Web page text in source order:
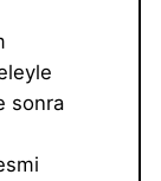
sonra